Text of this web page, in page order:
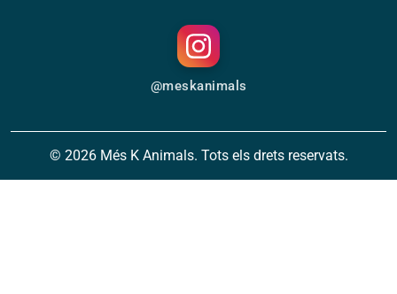
@meskanimals
© 2026 Més K Animals. Tots els drets reservats.